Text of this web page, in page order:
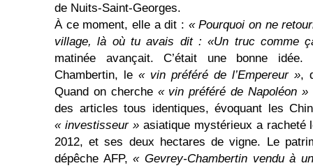
de Nuits-Saint-Georges.
À ce moment, elle a dit : « Pourquoi on ne
village, là où tu avais dit : «Un truc comme
matinée avançait. C’était une bonne idée.
Chambertin, le « vin préféré de l’Empereur »,
Quand on cherche « vin préféré de Napoléon »
des articles tous identiques, évoquant les
« investisseur »asiatique mystérieux a racheté
2012, et ses deux hectares de vigne. Le
dépêche AFP,« Gevrey-Chambertin vendu à